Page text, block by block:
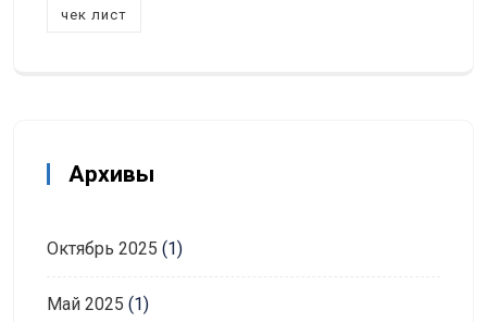
чек лист
Архивы
Октябрь 2025 (1)
Май 2025 (1)